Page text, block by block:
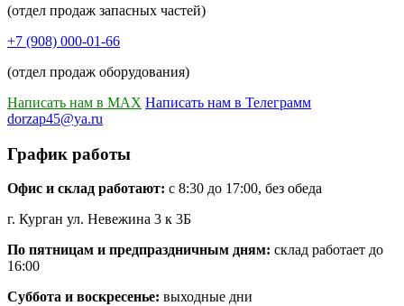
(отдел продаж запасных частей)
+7 (908) 000-01-66
(отдел продаж оборудования)
Написать нам в MAX Написать нам в Телеграмм
dorzap45@ya.ru
График работы
Офис и склад работают: с 8:30 до 17:00, без обеда
г. Курган ул. Невежина 3 к 3Б
По пятницам и предпраздничным дням: склад работает до
16:00
Суббота и воскресенье: выходные дни